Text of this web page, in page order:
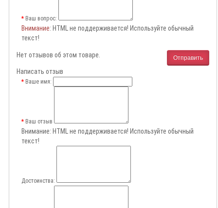
Ваш вопрос:
Внимание: HTML не поддерживается! Используйте обычный
текст!
Отправить
Нет отзывов об этом товаре.
Написать отзыв
Ваше имя:
Ваш отзыв
Внимание: HTML не поддерживается! Используйте обычный
текст!
Достоинства: